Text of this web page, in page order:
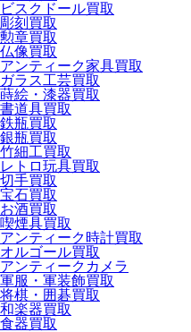
ビスクドール買取
彫刻買取
勲章買取
仏像買取
アンティーク家具買取
ガラス工芸買取
蒔絵・漆器買取
書道具買取
鉄瓶買取
銀瓶買取
竹細工買取
レトロ玩具買取
切手買取
宝石買取
お酒買取
喫煙具買取
アンティーク時計買取
オルゴール買取
アンティークカメラ
軍服・軍装飾買取
将棋・囲碁買取
和楽器買取
食器買取